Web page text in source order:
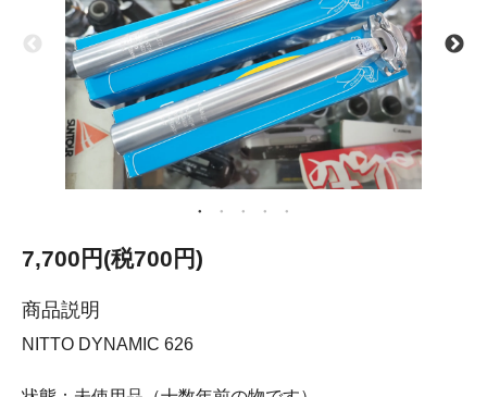
7,700円(税700円)
商品説明
NITTO DYNAMIC 626